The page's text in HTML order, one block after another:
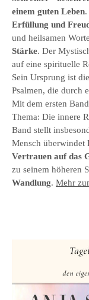
einem guten Leben
Erfüllung und
und heilsamen
Stärke. Der
auf eine spirituelle
Sein Ursprung ist
Psalmen, die durch
Mit dem ersten
Thema: Die innere
Band stellt
Mensch überwindet
Vertrauen auf das
zu seinem höheren
Wandlung. Mehr